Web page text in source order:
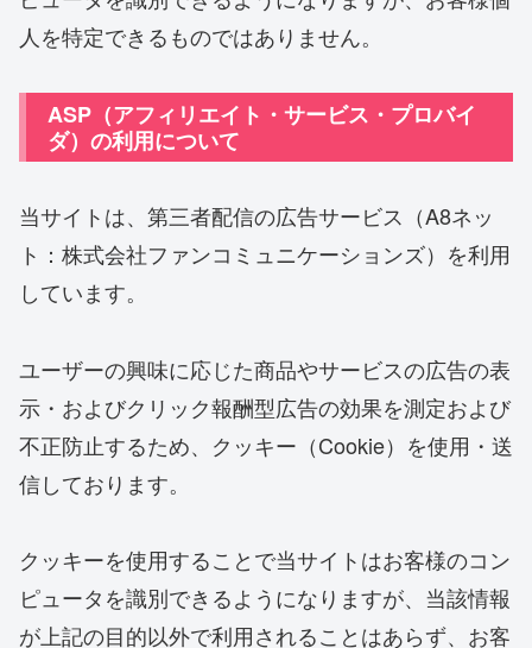
人を特定できるものではありません。
ASP（アフィリエイト・サービス・プロバイ
ダ）の利用について
当サイトは、第三者配信の広告サービス（A8ネッ
ト：株式会社ファンコミュニケーションズ）を利用
しています。
ユーザーの興味に応じた商品やサービスの広告の表
示・およびクリック報酬型広告の効果を測定および
不正防止するため、クッキー（Cookie）を使用・送
信しております。
クッキーを使用することで当サイトはお客様のコン
ピュータを識別できるようになりますが、当該情報
が上記の目的以外で利用されることはあらず、お客